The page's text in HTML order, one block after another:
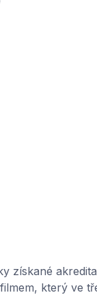
získané
který ve